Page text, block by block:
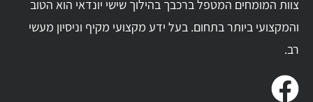
צוות המומחים המטפל ברכבך בהילוך שישי יונדאי הוא הטוב
והמקצועי ביותר בתחום. בעל ידע מקצועי מקיף וניסיון מעשי
רב.